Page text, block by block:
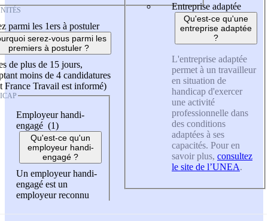
parmi les 1ers à postuler
serez-vous parmi les
premiers à postuler ?
de plus de 15 jours,
moins de 4 candidatures
France Travail est informé)
Employeur handi-
engagé (1)
Qu'est-ce qu'un
employeur handi-
engagé ?
Un employeur handi-
engagé est un
employeur reconnu
Entreprise adaptée
Qu'est-ce qu'une
entreprise adaptée
?
L'entreprise adaptée
permet à un travailleur
en situation de
handicap d'exercer
une activité
professionnelle dans
des conditions
adaptées à ses
capacités. Pour en
savoir plus, consultez
le site de l’UNEA.